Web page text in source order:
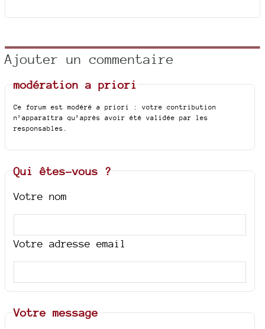
Ajouter un commentaire
modération a priori
Ce forum est modéré a priori : votre contribution
n’apparaîtra qu’après avoir été validée par les
responsables.
Qui êtes-vous ?
Votre nom
Votre adresse email
Votre message